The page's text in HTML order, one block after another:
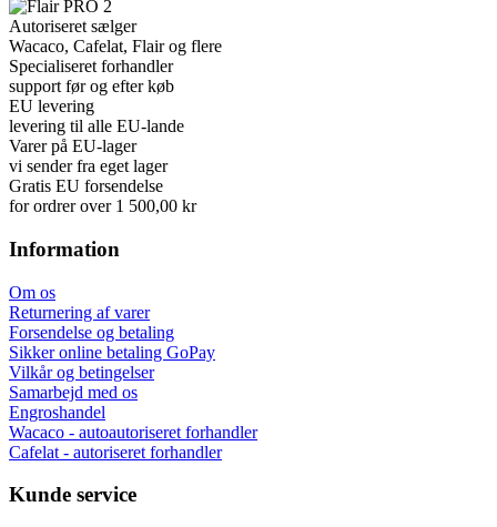
Autoriseret sælger
Wacaco, Cafelat, Flair og flere
Specialiseret forhandler
support før og efter køb
EU levering
levering til alle EU-lande
Varer på EU-lager
vi sender fra eget lager
Gratis EU forsendelse
for ordrer over 1 500,00 kr
Information
Om os
Returnering af varer
Forsendelse og betaling
Sikker online betaling GoPay
Vilkår og betingelser
Samarbejd med os
Engroshandel
Wacaco - autoautoriseret forhandler
Cafelat - autoriseret forhandler
Kunde service